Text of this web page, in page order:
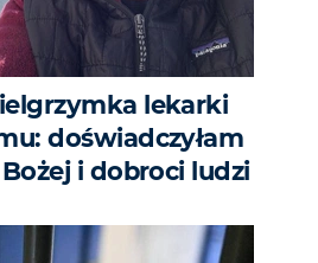
lekarki
doświadczyłam
i dobroci ludzi